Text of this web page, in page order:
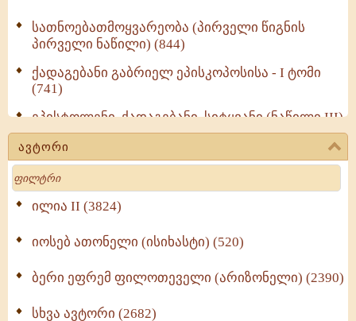
სათნოებათმოყვარეობა (პირველი წიგნის
პირველი ნაწილი) (844)
ქადაგებანი გაბრიელ ეპისკოპოსისა - I ტომი
(741)
ეპისტოლენი, ქადაგებანი, სიტყვანი (ნაწილი III)
(723)
მოძღვრის ძალზე სასარგებლო რჩევები
მრევლისათვის (545)
Wisdomge (514)
ქადაგებანი გაბრიელ ეპისკოპოსისა - II ტომი
სულიერი ცხოვრების სახელმძღვანელო -
ნაწილი II (369)
ავტორი
Search
ილია II (3824)
იოსებ ათონელი (ისიხასტი) (520)
ბერი ეფრემ ფილოთეველი (არიზონელი) (2390)
სხვა ავტორი (2682)